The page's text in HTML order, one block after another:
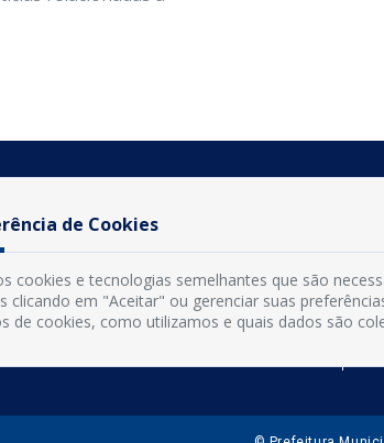
de Cookies
cookies e tecnologias semelhantes que são
clicando em "Aceitar" ou gerenciar suas
de cookies, como utilizamos e quais dados são